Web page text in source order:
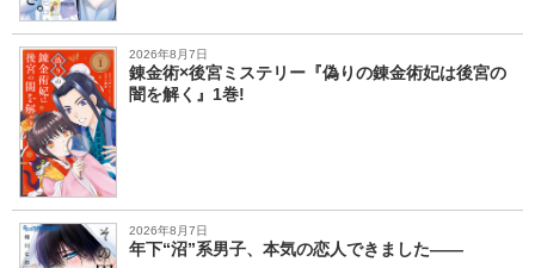
2026年8月7日
錬金術×後宮ミステリー『偽りの錬金術妃は後宮の
闇を解く』1巻!
2026年8月7日
年下“沼”系男子、本気の恋人できました――